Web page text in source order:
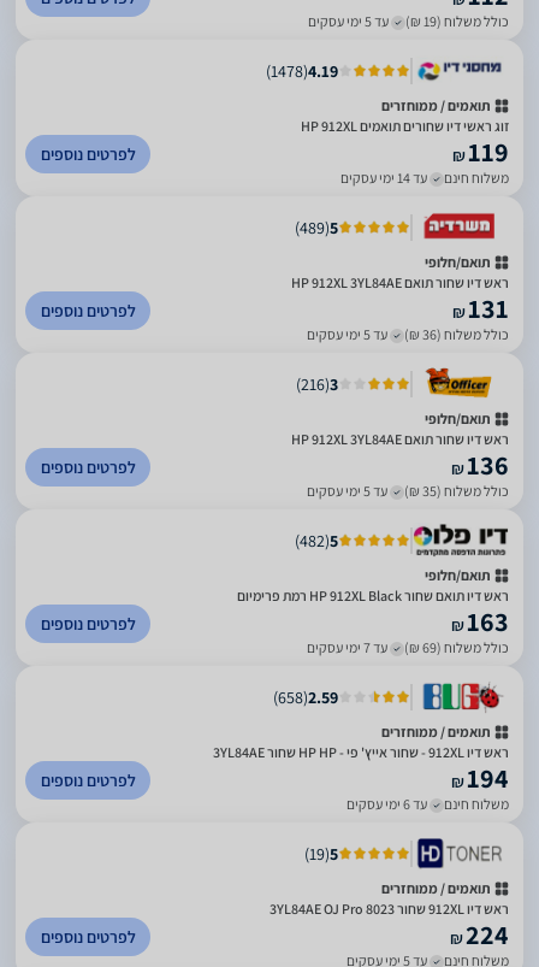
כולל משלוח (19 ₪) עד 5 ימי עסקים
4.19
(
1478
)
תואמים / ממוחזרים
זוג ראשי דיו שחורים תואמים HP 912XL
₪119
משלוח חינם עד 14 ימי עסקים
לפרטים נוספים
5
(
489
)
תואם/חלופי
ראש דיו שחור תואם HP 912XL 3YL84AE
₪131
כולל משלוח (36 ₪) עד 5 ימי עסקים
לפרטים נוספים
3
(
216
)
תואם/חלופי
ראש דיו שחור תואם HP 912XL 3YL84AE
₪136
כולל משלוח (35 ₪) עד 5 ימי עסקים
לפרטים נוספים
5
(
482
)
תואם/חלופי
ראש דיו תואם שחור HP 912XL Black רמת פרימיום
₪163
כולל משלוח (69 ₪) עד 7 ימי עסקים
לפרטים נוספים
2.59
(
658
)
תואמים / ממוחזרים
ראש דיו 912XL - שחור אייץ' פי - HP HP שחור 3YL84AE
₪194
משלוח חינם עד 6 ימי עסקים
לפרטים נוספים
5
(
19
)
תואמים / ממוחזרים
ראש דיו 912XL שחור 3YL84AE OJ Pro 8023
₪224
משלוח חינם עד 5 ימי עסקים
לפרטים נוספים